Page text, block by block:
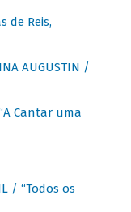
de Reis,
AUGUSTIN /
Cantar uma
/ “Todos os